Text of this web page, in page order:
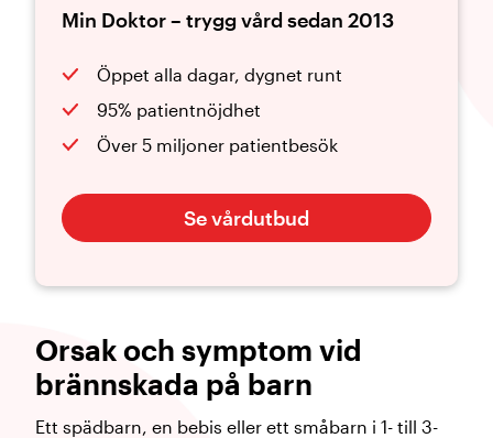
Orsak och symptom vid
brännskada på barn
Ett spädbarn, en bebis eller ett småbarn i 1- till 3-
Min Doktor – trygg vård sedan 2013
Öppet alla dagar, dygnet runt
95% patientnöjdhet
Över 5 miljoner patientbesök
Se vårdutbud